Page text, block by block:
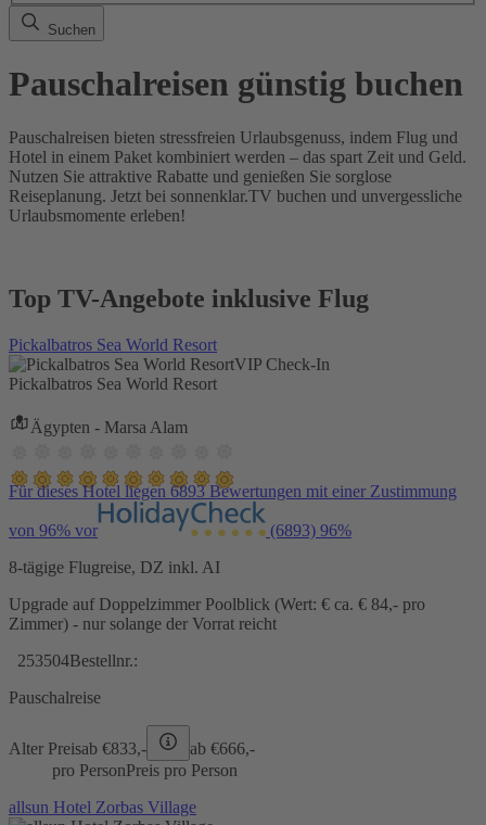
Suchen
Pauschalreisen günstig buchen
Pauschalreisen bieten stressfreien Urlaubsgenuss, indem Flug und
Hotel in einem Paket kombiniert werden – das spart Zeit und Geld.
Nutzen Sie attraktive Rabatte und genießen Sie sorglose
Reiseplanung. Jetzt bei sonnenklar.TV buchen und unvergessliche
Urlaubsmomente erleben!
Top TV-Angebote inklusive Flug
Pickalbatros Sea World Resort
VIP Check-In
Pickalbatros Sea World Resort
Ägypten - Marsa Alam
Für dieses Hotel liegen 6893 Bewertungen mit einer Zustimmung
von 96% vor (6893) 96%
8-tägige Flugreise, DZ inkl. AI
Upgrade auf Doppelzimmer Poolblick (Wert: € ca. € 84,- pro
Zimmer) - nur solange der Vorrat reicht
253504Bestellnr.:
Pauschalreise
Alter Preisab €833,- ab €666,-
pro PersonPreis pro Person
allsun Hotel Zorbas Village